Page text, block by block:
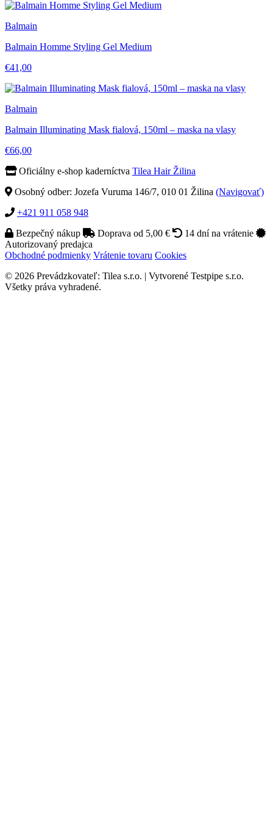
Balmain
Balmain Homme Styling Gel Medium
€41,00
Balmain
Balmain Illuminating Mask fialová, 150ml – maska na vlasy
€66,00
Oficiálny e-shop kaderníctva Tilea Hair Žilina
Osobný odber: Jozefa Vuruma 146/7, 010 01 Žilina (Navigovať)
+421 911 058 948
Bezpečný nákup
Doprava od 5,00 €
14 dní na vrátenie
Autorizovaný predajca
Obchodné podmienky Vrátenie tovaru Cookies
© 2026 Prevádzkovateľ: Tilea s.r.o. | Vytvorené Testpipe s.r.o.
Všetky práva vyhradené.